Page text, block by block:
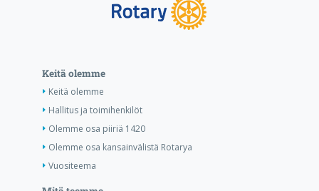
Keitä olemme
Keitä olemme
Hallitus ja toimihenkilöt
Olemme osa piiriä 1420
Olemme osa kansainvälistä Rotarya
Vuositeema